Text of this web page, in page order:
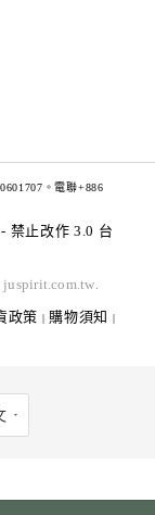
。電聯+886
禁止改作 3.0 台
juspirit.com.tw
政策 | 購物須知 |